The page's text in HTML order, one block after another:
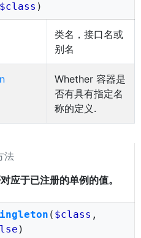
$class )
类名，接口名或
别名
Whether 容器是
否有具有指定名
称的定义.
法
应于已注册的单例的值。
( $class ,
)